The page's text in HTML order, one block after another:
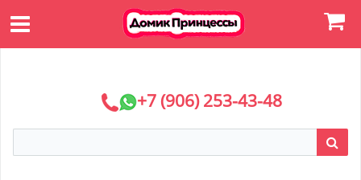
+7 (906) 253-43-48